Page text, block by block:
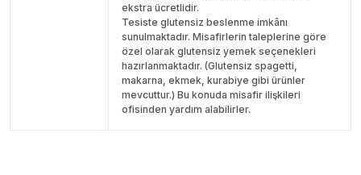
ekstra ücretlidir.
Tesiste glutensiz beslenme imkânı
sunulmaktadır. Misafirlerin taleplerine göre
özel olarak glutensiz yemek seçenekleri
hazırlanmaktadır. (Glutensiz spagetti,
makarna, ekmek, kurabiye gibi ürünler
mevcuttur.) Bu konuda misafir ilişkileri
ofisinden yardım alabilirler.